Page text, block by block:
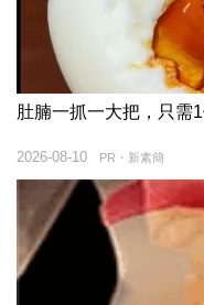
肚腩一抓一大把，只需
PR・新素簡
2026-08-10